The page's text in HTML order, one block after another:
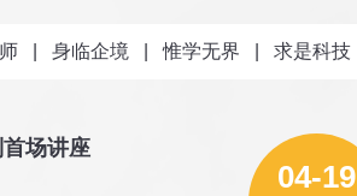
身临企境 惟学无界 求是科技
04-19
场讲座